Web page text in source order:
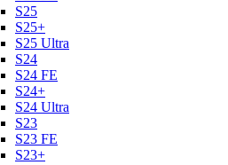
S25
S25+
S25 Ultra
S24
S24 FE
S24+
S24 Ultra
S23
S23 FE
S23+